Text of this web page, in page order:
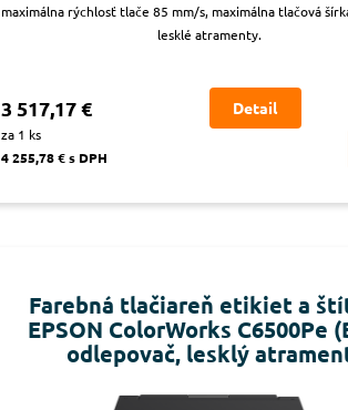
maximálna rýchlosť tlače 85 mm/s, maximálna tlačová
lesklé atramenty.
3 517,17 €
za 1 ks
4 255,78 € s DPH
Detail
Farebná tlačiareň etikiet a
EPSON ColorWorks C6500Pe
odlepovač, lesklý